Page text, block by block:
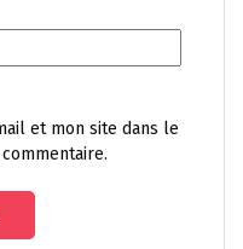
et mon site dans le